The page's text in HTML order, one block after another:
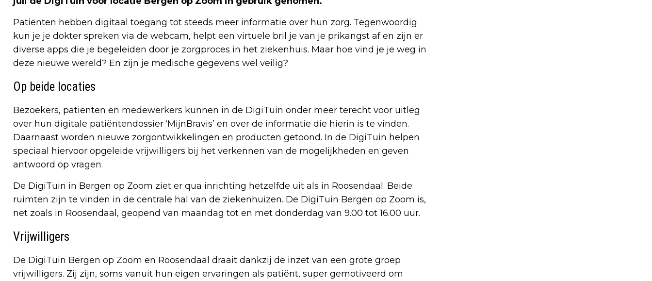
Patiënten hebben digitaal toegang tot steeds meer informatie over hun zorg. Tegenwoordig
kun je je dokter spreken via de webcam, helpt een virtuele bril je van je prikangst af en zijn er
diverse apps die je begeleiden door je zorgproces in het ziekenhuis. Maar hoe vind je je weg in
deze nieuwe wereld? En zijn je medische gegevens wel veilig?
Op beide locaties
Bezoekers, patiënten en medewerkers kunnen in de DigiTuin onder meer terecht voor uitleg
over hun digitale patiëntendossier ‘MijnBravis’ en over de informatie die hierin is te vinden.
Daarnaast worden nieuwe zorgontwikkelingen en producten getoond. In de DigiTuin helpen
speciaal hiervoor opgeleide vrijwilligers bij het verkennen van de mogelijkheden en geven
antwoord op vragen.
De DigiTuin in Bergen op Zoom ziet er qua inrichting hetzelfde uit als in Roosendaal. Beide
ruimten zijn te vinden in de centrale hal van de ziekenhuizen. De DigiTuin Bergen op Zoom is,
net zoals in Roosendaal, geopend van maandag tot en met donderdag van 9.00 tot 16.00 uur.
Vrijwilligers
De DigiTuin Bergen op Zoom en Roosendaal draait dankzij de inzet van een grote groep
vrijwilligers. Zij zijn, soms vanuit hun eigen ervaringen als patiënt, super gemotiveerd om